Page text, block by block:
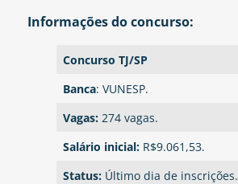
Informações do concurso:
Concurso TJ/SP
Banca: VUNESP.
Vagas: 274 vagas.
Salário inicial: R$9.061,53.
Status: Último dia de inscrições.